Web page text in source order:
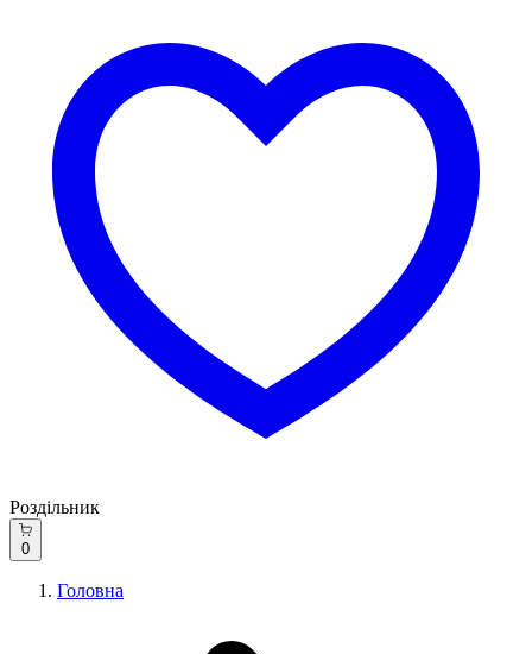
Роздільник
0
Головна